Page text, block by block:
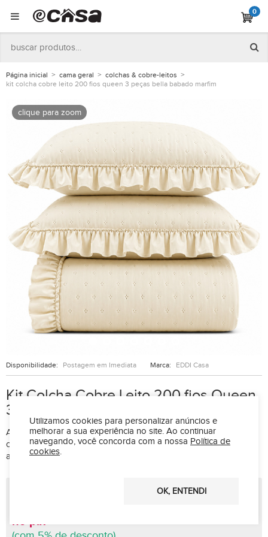
0
Página inicial cama geral
colchas & cobre-leitos
kit colcha cobre leito 200 fios queen 3 peças bella babado marfim
clique para zoom
Disponibilidade: Postagem em Imediata Marca: EDDI Casa
Kit Colcha Cobre Leito 200 fios Queen
3 Peças Bella Babado Marfim
A Colcha Bella Babado oferece charme e delicadeza ao quarto,
com babados românticos e matelado elegante que traz leveza,
aconchego e sofisticação à decoração.
no pix
Utilizamos cookies para personalizar anúncios e
melhorar a sua experiência no site. Ao continuar
navegando, você concorda com a nossa Política de
cookies.
OK, ENTENDI